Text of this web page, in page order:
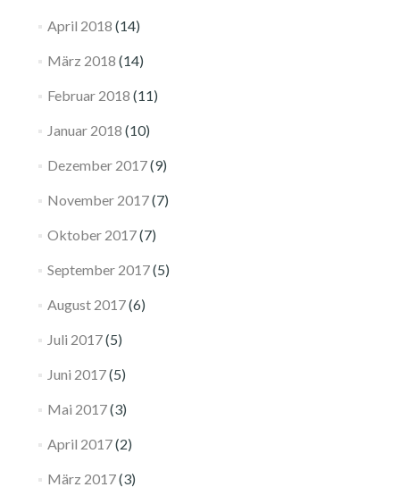
April 2018 (14)
März 2018 (14)
Februar 2018 (11)
Januar 2018 (10)
Dezember 2017(9)
November 2017(7)
Oktober 2017(7)
September 2017(5)
August 2017(6)
Juli 2017(5)
Juni 2017(5)
Mai 2017(3)
April 2017(2)
März 2017(3)